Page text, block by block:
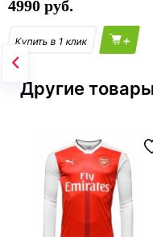
4990
+
Другие